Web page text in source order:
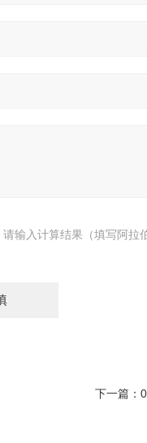
请输入计算结果（填写阿拉
下一篇：